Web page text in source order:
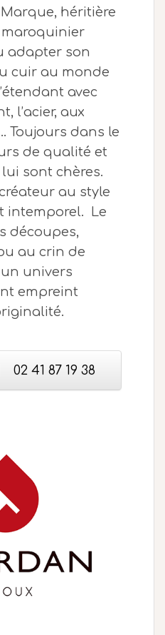
Marque, héritière
maroquinier
adapter son
cuir au monde
avec
l’acier, aux
Toujours dans le
de qualité et
sont chères.
au style
intemporel. Le
découpes,
au crin de
univers
empreint
02 41 87 19 38